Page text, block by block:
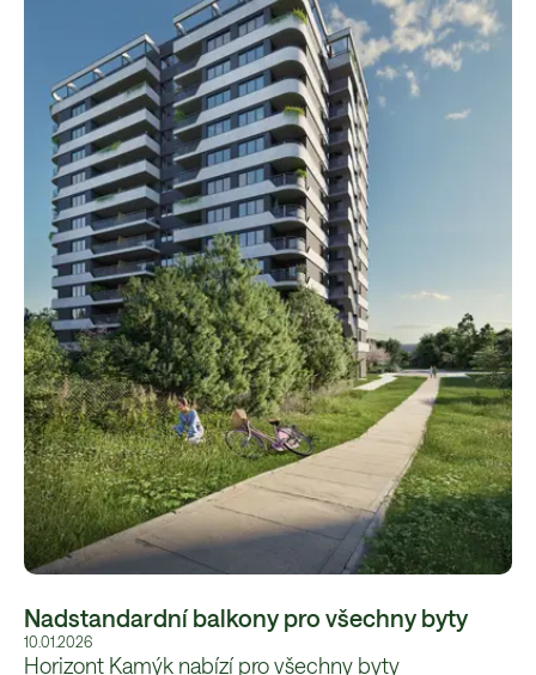
Nadstandardní balkony pro všechny byty
10.01.2026
Horizont Kamýk nabízí pro všechny byty